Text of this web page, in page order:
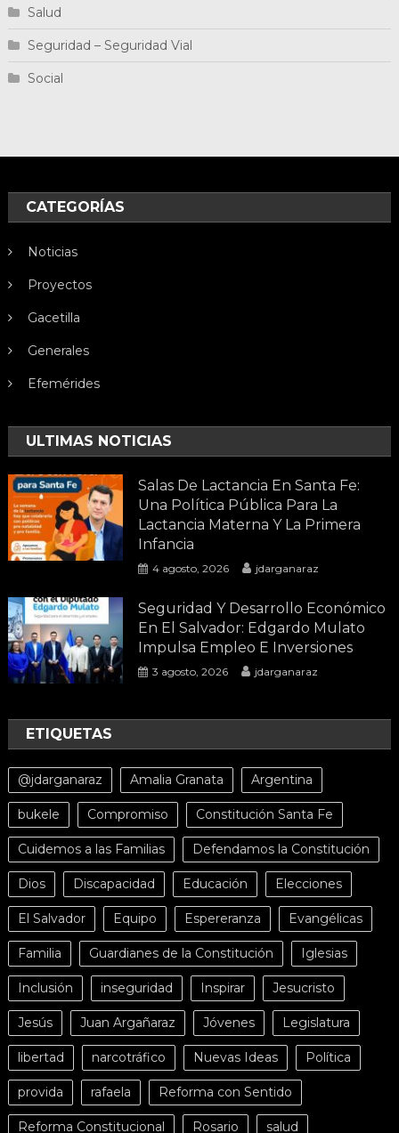
Salud
Seguridad – Seguridad Vial
Social
CATEGORÍAS
Noticias
Proyectos
Gacetilla
Generales
Efemérides
ULTIMAS NOTICIAS
Salas De Lactancia En Santa Fe:
Una Política Pública Para La
Lactancia Materna Y La Primera
Infancia
4 agosto, 2026 jdarganaraz
Seguridad Y Desarrollo Económico
En El Salvador: Edgardo Mulato
Impulsa Empleo E Inversiones
3 agosto, 2026 jdarganaraz
ETIQUETAS
@jdarganaraz Amalia Granata Argentina
bukele Compromiso Constitución Santa Fe
Cuidemos a las Familias Defendamos la Constitución
Dios Discapacidad Educación Elecciones
El Salvador Equipo Espereranza Evangélicas
Familia Guardianes de la Constitución Iglesias
Inclusión inseguridad Inspirar Jesucristo
Jesús Juan Argañaraz Jóvenes Legislatura
libertad narcotráfico Nuevas Ideas Política
provida rafaela Reforma con Sentido
Reforma Constitucional Rosario salud